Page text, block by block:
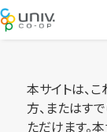
本サイトは、
方、またはす
ただけます。